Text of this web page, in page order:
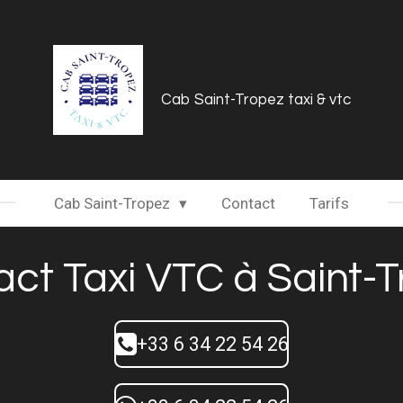
Cab Saint-Tropez taxi & vtc
Cab Saint-Tropez Contact Tarifs
Taxi VTC à Saint-
+33 6 34 22 54 26